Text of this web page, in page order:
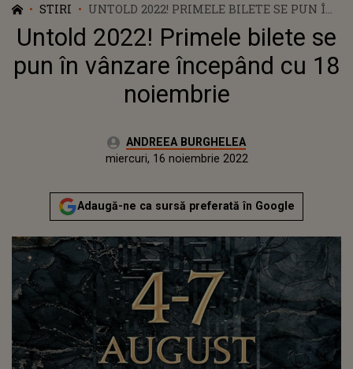
STIRI
UNTOLD 2022! PRIMELE BILETE SE PUN ÎN
VÂNZARE ÎNCEPÂND CU 18 NOIEMBRIE
Untold 2022! Primele bilete se
pun în vânzare începând cu 18
noiembrie
Autor:ANDREEA BURGHELEA
marți, 16 noiembrie 2021
Actualizat:
miercuri, 16 noiembrie 2022
Adaugă-ne ca sursă preferată în Google